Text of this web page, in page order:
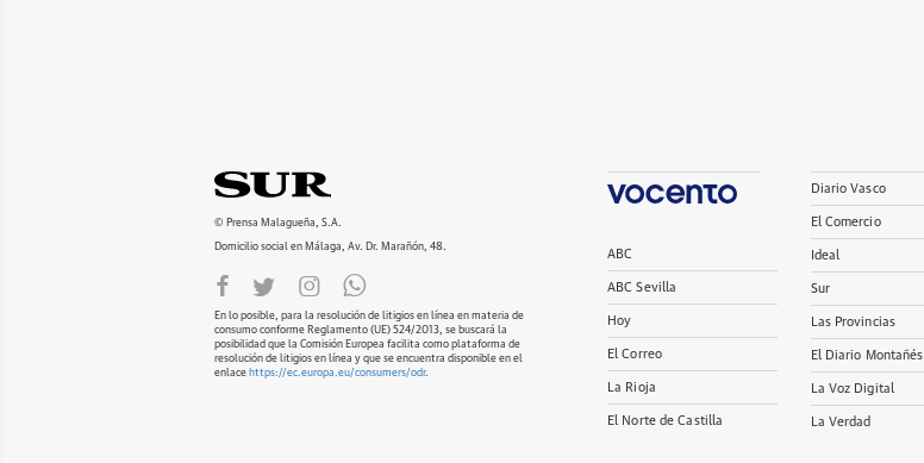
© Prensa Malagueña, S.A.
Domicilio social en Málaga, Av. Dr. Marañón, 48.
En lo posible, para la resolución de litigios en línea en materia de
consumo conforme Reglamento (UE) 524/2013, se buscará la
posibilidad que la Comisión Europea facilita como plataforma de
resolución de litigios en línea y que se encuentra disponible en el
enlace https://ec.europa.eu/consumers/odr.
ABC
ABC Sevilla
Hoy
El Correo
La Rioja
El Norte de Castilla
Diario Vasco
El Comercio
Ideal
Sur
Las Provincias
El Diario Montañés
La Voz Digital
La Verdad